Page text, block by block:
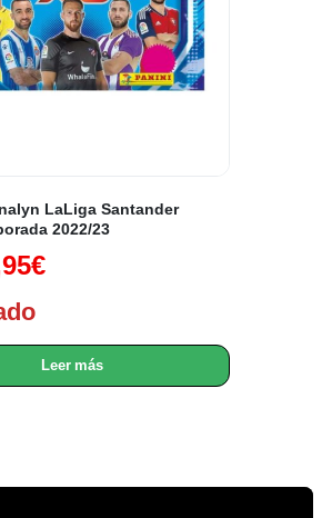
LaLiga Santander
2022/23
€
Leer más